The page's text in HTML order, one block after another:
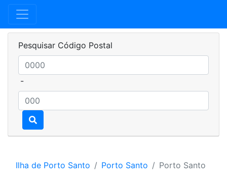
Pesquisar Código Postal
-
Ilha de Porto Santo Porto Santo Porto Santo